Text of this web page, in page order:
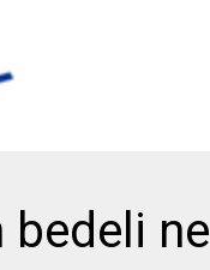
bedeli ne